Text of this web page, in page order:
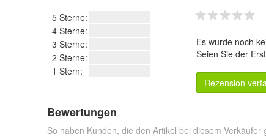
5 Sterne:
4 Sterne:
3 Sterne:
2 Sterne:
1 Stern:
Es wurde noch
Seien Sie der
Rezension
Bewertungen
So haben Kunden, die den Artikel bei diesem